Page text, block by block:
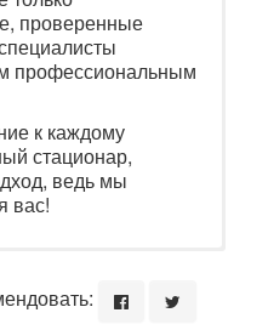
проверенные
профессиональным
к каждому
стационар,
ведь мы
вас!